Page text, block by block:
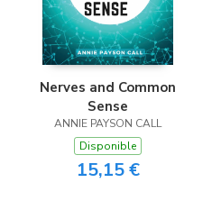
Nerves and Common
Sense
ANNIE PAYSON CALL
Disponible
15,15 €